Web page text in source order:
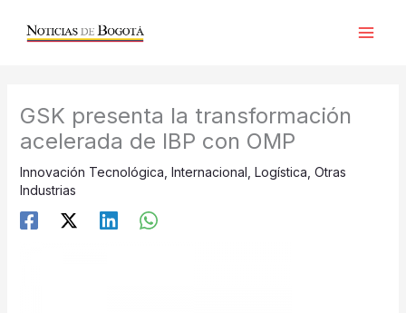
GSK presenta la transformación
acelerada de IBP con OMP
Innovación Tecnológica Internacional Logística Otras
Industrias